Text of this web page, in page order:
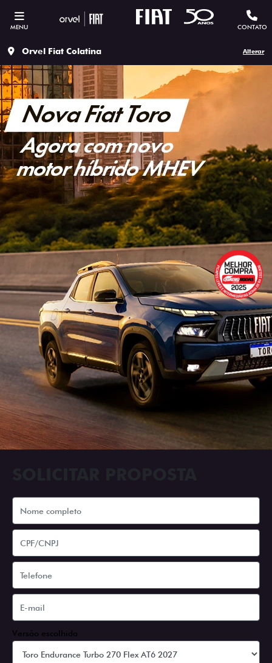
MENU CONTATO
Orvel Fiat Colatina Alterar
Versão escolhida